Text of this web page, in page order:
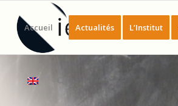
Accueil Actualités L’Institut